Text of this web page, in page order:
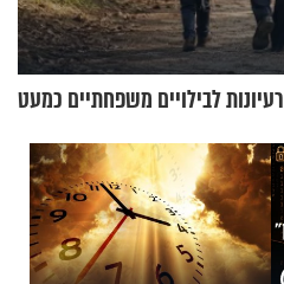
בלי להוציא מאות שקלים: 20 רעיונות לבילויים משפחתיים כמעט